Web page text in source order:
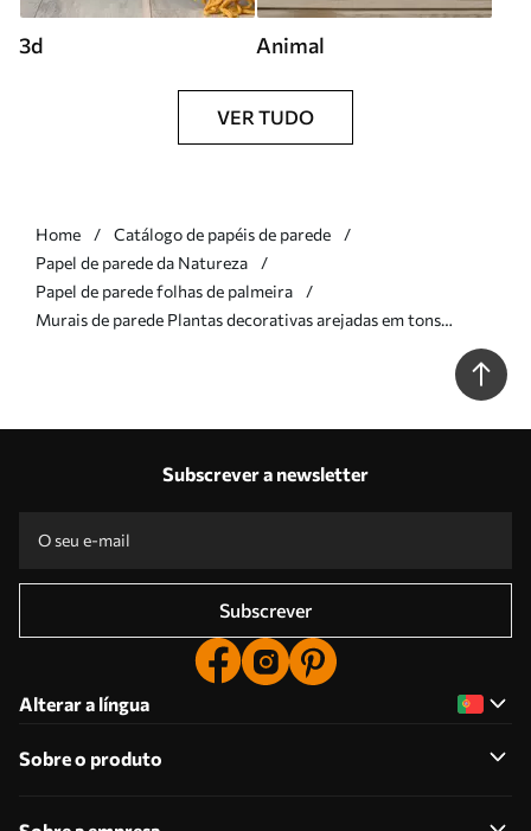
3d Animal
VER TUDO
Home
Catálogo de papéis de parede
Papel de parede da Natureza
Papel de parede folhas de palmeira
Murais de parede Plantas decorativas arejadas em tons
Subscrever a newsletter
Subscrever
Alterar a língua
Sobre o produto